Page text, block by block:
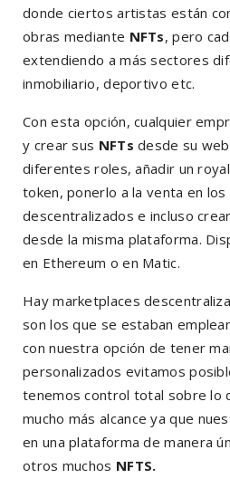
donde ciertos artistas están
obras mediante NFTs, pero
extendiendo a más sectores
inmobiliario, deportivo etc.
Con esta opción, cualquier
y crear sus NFTsdesde su
diferentes roles, añadir un
token, ponerlo a la venta en
descentralizados e incluso
desde la misma plataforma.
en Ethereum o en Matic.
Hay marketplaces
son los que se estaban
con nuestra opción de tener
personalizados evitamos
tenemos control total sobre lo
mucho más alcance ya que
en una plataforma de manera
otros muchos NFTS.